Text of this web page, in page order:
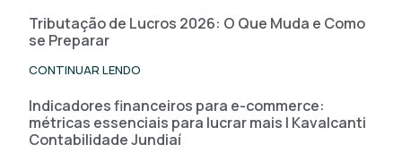
Tributação de Lucros 2026: O Que Muda e Como
se Preparar
CONTINUAR LENDO
Indicadores financeiros para e-commerce:
métricas essenciais para lucrar mais | Kavalcanti
Contabilidade Jundiaí